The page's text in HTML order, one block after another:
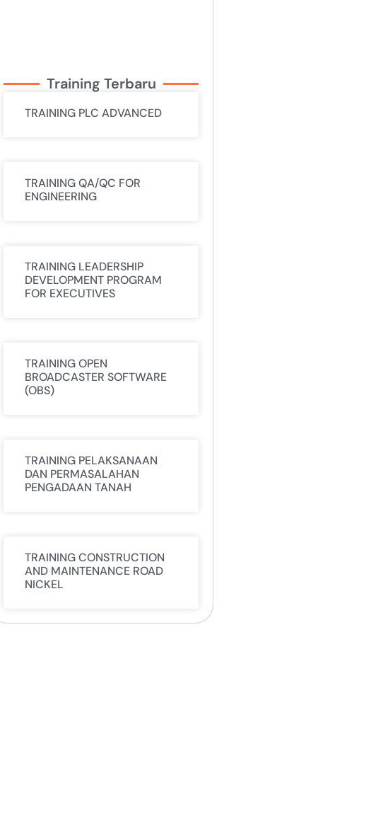
Training Terbaru
TRAINING PLC ADVANCED
TRAINING QA/QC FOR
ENGINEERING
TRAINING LEADERSHIP
DEVELOPMENT PROGRAM
FOR EXECUTIVES
TRAINING OPEN
BROADCASTER SOFTWARE
(OBS)
TRAINING PELAKSANAAN
DAN PERMASALAHAN
PENGADAAN TANAH
TRAINING CONSTRUCTION
AND MAINTENANCE ROAD
NICKEL